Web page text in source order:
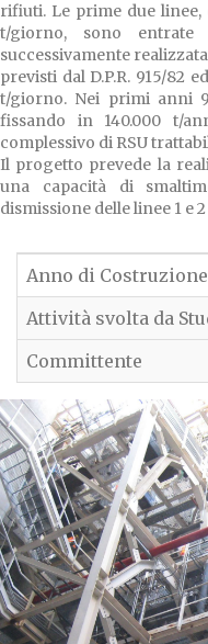
rifiuti. Le prime due linee,
t/giorno, sono
successivamente
previsti dal D.P.R. 915/82
t/giorno. Nei primi anni
fissando in 140.000 t/
complessivo di RSU
Il progetto prevede la
una capacità di
dismissione delle linee 1 e
Anno di Costruzione
Attività svolta da
Committente